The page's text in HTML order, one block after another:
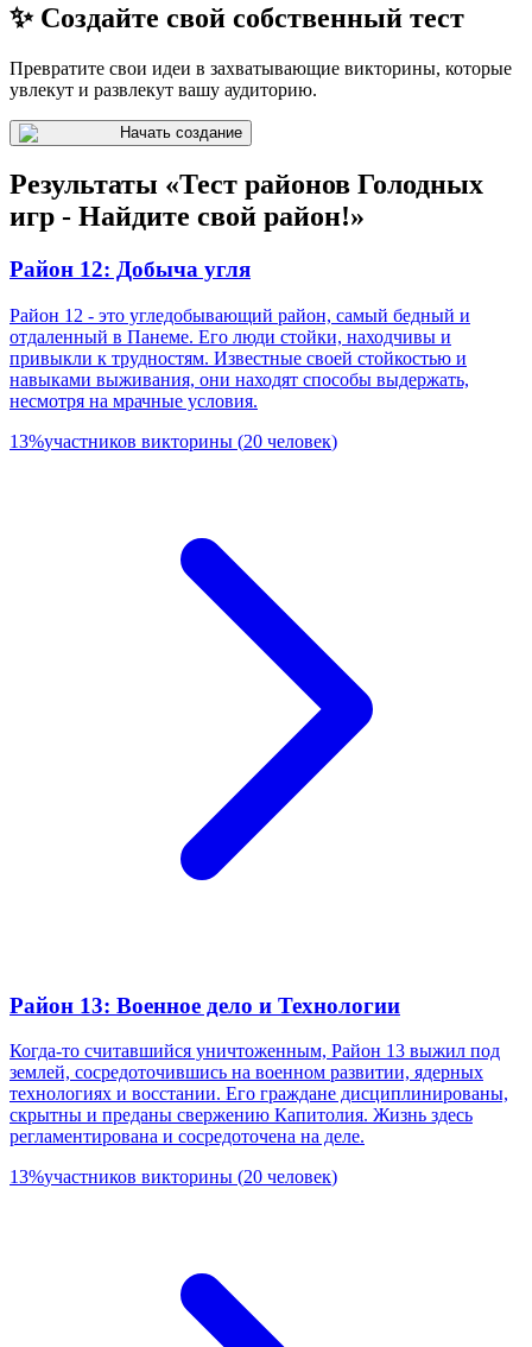
✨ Создайте свой собственный тест
Превратите свои идеи в захватывающие викторины, которые
увлекут и развлекут вашу аудиторию.
Начать создание
Результаты «Тест районов Голодных
игр - Найдите свой район!»
Район 12: Добыча угля
Район 12 - это угледобывающий район, самый бедный и
отдаленный в Панеме. Его люди стойки, находчивы и
привыкли к трудностям. Известные своей стойкостью и
навыками выживания, они находят способы выдержать,
несмотря на мрачные условия.
13%участников викторины (20 человек)
Район 13: Военное дело и Технологии
Когда-то считавшийся уничтоженным, Район 13 выжил под
землей, сосредоточившись на военном развитии, ядерных
технологиях и восстании. Его граждане дисциплинированы,
скрытны и преданы свержению Капитолия. Жизнь здесь
регламентирована и сосредоточена на деле.
13%участников викторины (20 человек)